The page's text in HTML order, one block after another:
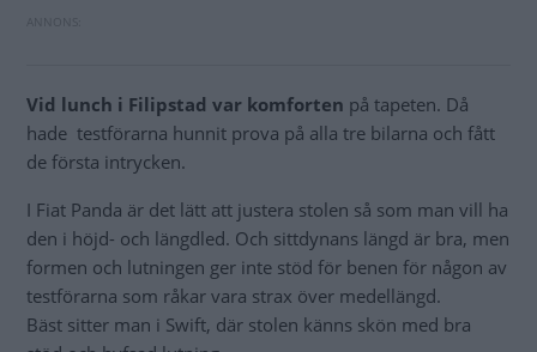
Vid lunch i Filipstad var komforten på tapeten. Då
hade testförarna hunnit prova på alla tre bilarna och fått
de första intrycken.
I Fiat Panda är det lätt att justera stolen så som man vill ha
den i höjd- och längdled. Och sittdynans längd är bra, men
formen och lutningen ger inte stöd för benen för någon av
testförarna som råkar vara strax över medellängd.
Bäst sitter man i Swift, där stolen känns skön med bra